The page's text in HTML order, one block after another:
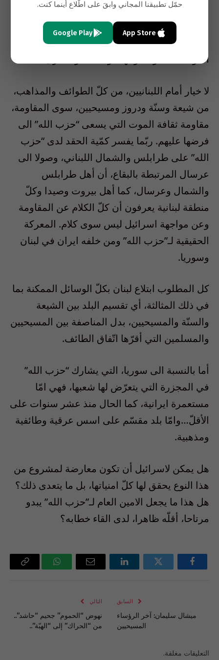
شيئا فشيئا، يستفرد “حزب الله” بمؤسسات الدولة
اللبنانية من دون استثناء. يعمل على تدمير هذه
المؤسسات أو احتوائها الواحدة تلو الأخرى.
لا خيار أمام اللبنانيين، من كلّ الطوائف والمذاهب،
من شيعة وسنّة ودروز ومسيحيين، سوى المقاومة،
مقاومة ثقافة الموت التي يسعى “حزب الله” الى
فرضها عليهم. ربّما يفسر كمّية الحقد لدى “حزب
الله” على طرابلس والشمال اللبناني، وصولا الى
عرسال المرتبطة بالبقاع، أن أهل طرابلس
والشمال وعرسال، كما أهل بيروت وصيدا وكلّ
منطقة لبنانية يعرفون أن كلّ الكلام عن المقاومة
وعن مواجهة اسرائيل ليس سوى كلام. المعركة
الحقيقية لـ”حزب الله” ومن خلفه ايران في لبنان
وسوريا.
كل المطلوب ابتلاع لبنان بكلّ الوسائل الممكنة بما
في ذلك المثالثة، أي تقسيم البلد بين الشيعة
والسنّة والمسيحيين، بدل المناصفة بين المسيحيين
والمسلمين التي أقرّها اتّفاق الطائف.
أما بالنسبة الى سوريا، التي يشارك “حزب الله”
في المجزرة التي يتعرّض لها شعبها، فهي امّا
مستعمرة ايرانية، كما الحال منذ عشر سنوات على
الأقلّ…وامّا بلد مقسّم على اسس عرقية وطائفية
ومذهبية.
هل يمكن لاسرائيل أن تكون معارضة لمشروع من
هذا النوع يحقق لها كلّ امنياتها، بل ما يتعدى ذلك؟
هل هذا ما يجعل الامين العام لـ”حزب الله” يبدو
مرتاحا، أقلّه ظاهرا، لدى القاء خطابه؟
فيسبوك تويتر لينكدإن
البريد
واتساب Copy
السابق
ميشال سليمان: آخر الرؤساء
المسيحيين
التالي
نهوض “الحموم” جحيم “حاشد”..
من “الحراك” إلى “الهبّة”..
التعليقات مغلقة.
حمّل تطبيقنا المجاني وابقَ على اطّلاع أينما كنت.
App Store
Google Play